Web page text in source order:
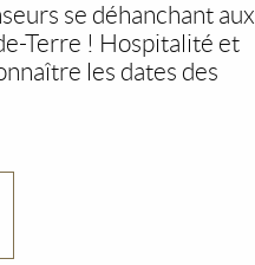
se déhanchant aux
Terre ! Hospitalité et
les dates des